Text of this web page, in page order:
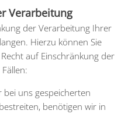
Verarbeitung
der Verarbeitung Ihrer
Hierzu können Sie
auf Einschränkung der
bei uns gespeicherten
benötigen wir in